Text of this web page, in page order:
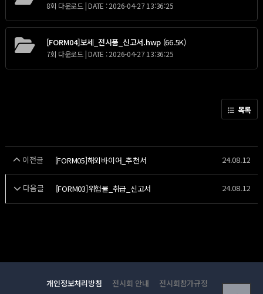
8회 다운로드 | DATE : 2026-04-27 13:36:25
[FORM04]보세_전시품_신고서.hwp(66.5K)
7회 다운로드 | DATE : 2026-04-27 13:36:25
목록
이전글 [FORM05]해외바이어_추천서 24.08.12
다음글 [FORM03]위험물_취급_신고서 24.08.12
개인정보처리방침 전시회 안내 전시회참가규정